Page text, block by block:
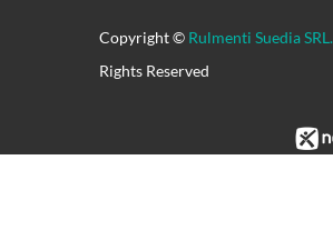
Copyright © Rulmenti Suedia SRL.
Rights Reserved